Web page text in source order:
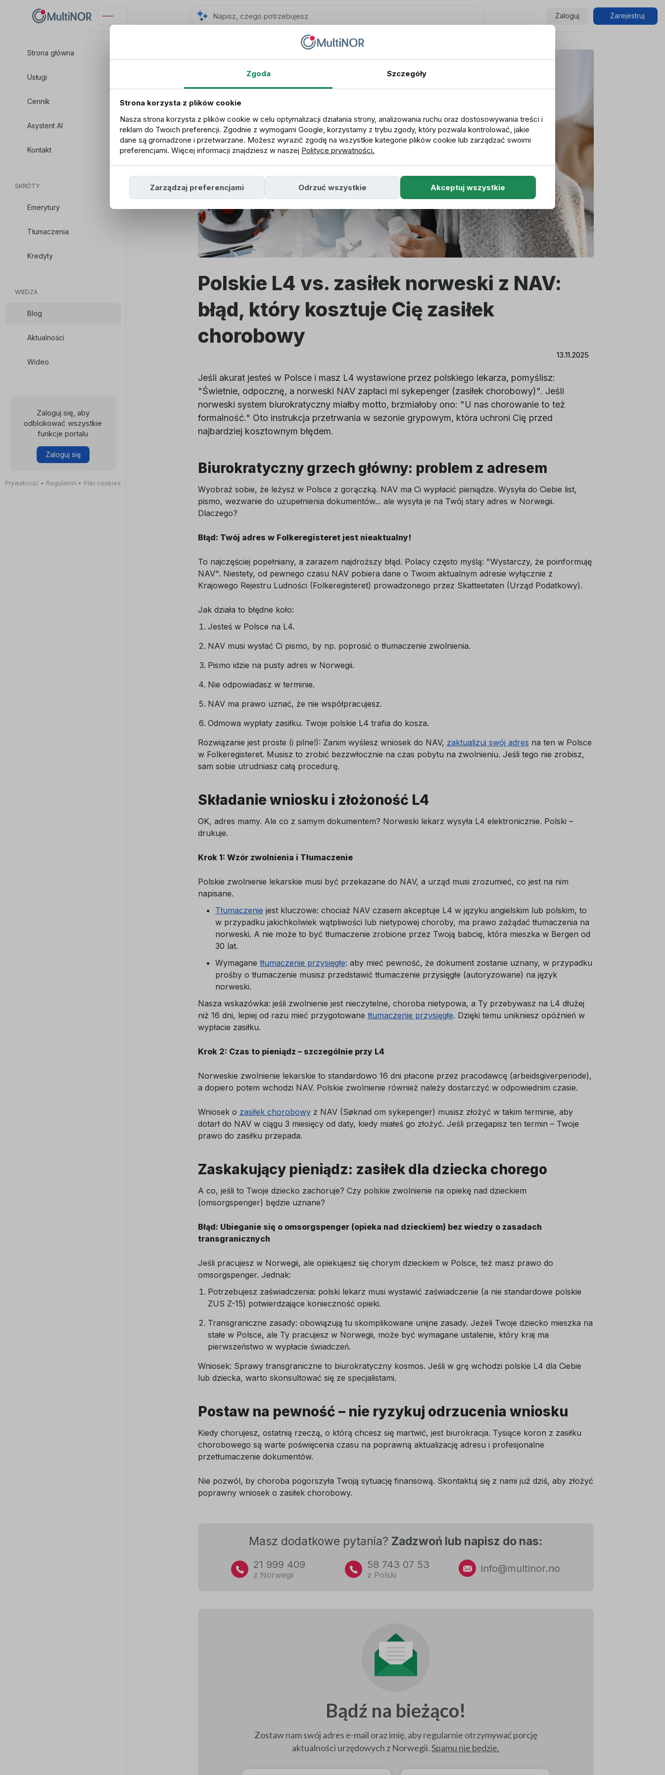
Zaloguj Zarejestruj
Strona główna
Usługi
Cennik
Asystent AI
Kontakt
SKRÓTY
Emerytury
Tłumaczenia
Kredyty
WIEDZA
Blog
Aktualności
Wideo
Zaloguj się, aby
odblokować wszystkie
funkcje portalu
Zaloguj się
Prywatność • Regulamin • Pliki cookies
Polskie L4 vs. zasiłek norweski z NAV:
błąd, który kosztuje Cię zasiłek
chorobowy
13.11.2025
Jeśli akurat jesteś w Polsce i masz L4 wystawione przez polskiego lekarza, pomyślisz:
"Świetnie, odpocznę, a norweski NAV zapłaci mi sykepenger (zasiłek chorobowy)". Jeśli
norweski system biurokratyczny miałby motto, brzmiałoby ono: "U nas chorowanie to też
formalność." Oto instrukcja przetrwania w sezonie grypowym, która uchroni Cię przed
najbardziej kosztownym błędem.
Biurokratyczny grzech główny: problem z adresem
Wyobraź sobie, że leżysz w Polsce z gorączką. NAV ma Ci wypłacić pieniądze. Wysyła do Ciebie list,
pismo, wezwanie do uzupełnienia dokumentów... ale wysyła je na Twój stary adres w Norwegii.
Dlaczego?
Błąd: Twój adres w Folkeregisteret jest nieaktualny!
To najczęściej popełniany, a zarazem najdroższy błąd. Polacy często myślą: "Wystarczy, że poinformuję
NAV". Niestety, od pewnego czasu NAV pobiera dane o Twoim aktualnym adresie wyłącznie z
Krajowego Rejestru Ludności (Folkeregisteret) prowadzonego przez Skatteetaten (Urząd Podatkowy).
Jak działa to błędne koło:
Jesteś w Polsce na L4.
NAV musi wysłać Ci pismo, by np. poprosić o tłumaczenie zwolnienia.
Pismo idzie na pusty adres w Norwegii.
Nie odpowiadasz w terminie.
NAV ma prawo uznać, że nie współpracujesz.
Odmowa wypłaty zasiłku. Twoje polskie L4 trafia do kosza.
Rozwiązanie jest proste (i pilne!): Zanim wyślesz wniosek do NAV, zaktualizuj swój adres na ten w Polsce
w Folkeregisteret. Musisz to zrobić bezzwłocznie na czas pobytu na zwolnieniu. Jeśli tego nie zrobisz,
sam sobie utrudniasz całą procedurę.
Składanie wniosku i złożoność L4
OK, adres mamy. Ale co z samym dokumentem? Norweski lekarz wysyła L4 elektronicznie. Polski –
drukuje.
Krok 1: Wzór zwolnienia i Tłumaczenie
Polskie zwolnienie lekarskie musi być przekazane do NAV, a urząd musi zrozumieć, co jest na nim
napisane.
Tłumaczenie jest kluczowe: chociaż NAV czasem akceptuje L4 w języku angielskim lub polskim, to
w przypadku jakichkolwiek wątpliwości lub nietypowej choroby, ma prawo zażądać tłumaczenia na
norweski. A nie może to być tłumaczenie zrobione przez Twoją babcię, która mieszka w Bergen od
30 lat.
Wymagane tłumaczenie przysięgłe: aby mieć pewność, że dokument zostanie uznany, w przypadku
prośby o tłumaczenie musisz przedstawić tłumaczenie przysięgłe (autoryzowane) na język
norweski.
Nasza wskazówka: jeśli zwolnienie jest nieczytelne, choroba nietypowa, a Ty przebywasz na L4 dłużej
niż 16 dni, lepiej od razu mieć przygotowane tłumaczenie przysięgłe. Dzięki temu unikniesz opóźnień w
wypłacie zasiłku.
Krok 2: Czas to pieniądz – szczególnie przy L4
Norweskie zwolnienie lekarskie to standardowo 16 dni płacone przez pracodawcę (arbeidsgiverperiode),
a dopiero potem wchodzi NAV. Polskie zwolnienie również należy dostarczyć w odpowiednim czasie.
Wniosek o zasiłek chorobowyz NAV (Søknad om sykepenger) musisz złożyć w takim terminie, aby
dotarł do NAV w ciągu 3 miesięcy od daty, kiedy miałeś go złożyć. Jeśli przegapisz ten termin – Twoje
prawo do zasiłku przepada.
Zaskakujący pieniądz: zasiłek dla dziecka chorego
A co, jeśli to Twoje dziecko zachoruje? Czy polskie zwolnienie na opiekę nad dzieckiem
(omsorgspenger) będzie uznane?
Błąd: Ubieganie się o omsorgspenger (opieka nad dzieckiem) bez wiedzy o zasadach
transgranicznych
Jeśli pracujesz w Norwegii, ale opiekujesz się chorym dzieckiem w Polsce, też masz prawo do
omsorgspenger. Jednak:
Potrzebujesz zaświadczenia: polski lekarz musi wystawić zaświadczenie (a nie standardowe polskie
ZUS Z-15) potwierdzające konieczność opieki.
Transgraniczne zasady: obowiązują tu skomplikowane unijne zasady. Jeżeli Twoje dziecko mieszka na
stałe w Polsce, ale Ty pracujesz w Norwegii, może być wymagane ustalenie, który kraj ma
pierwszeństwo w wypłacie świadczeń.
Wniosek: Sprawy transgraniczne to biurokratyczny kosmos. Jeśli w grę wchodzi polskie L4 dla Ciebie
lub dziecka, warto skonsultować się ze specjalistami.
Postaw na pewność – nie ryzykuj odrzucenia wniosku
Kiedy chorujesz, ostatnią rzeczą, o którą chcesz się martwić, jest biurokracja. Tysiące koron z zasiłku
chorobowego są warte poświęcenia czasu na poprawną aktualizację adresu i profesjonalne
przetłumaczenie dokumentów.
Nie pozwól, by choroba pogorszyła Twoją sytuację finansową. Skontaktuj się z nami już dziś, aby złożyć
poprawny wniosek o zasiłek chorobowy.
Masz dodatkowe pytania? Zadzwoń lub napisz do nas:
21 999 409
z Norwegii
58 743 07 53
z Polski
info@multinor.no
Bądź na bieżąco!
Zostaw nam swój adres e-mail oraz imię, aby regularnie otrzymywać porcję
aktualności urzędowych z Norwegii.Spamu nie będzie.
Zgoda Szczegóły
Strona korzysta z plików cookie
Nasza strona korzysta z plików cookie w celu optymalizacji działania strony, analizowania ruchu oraz dostosowywania treści i
reklam do Twoich preferencji. Zgodnie z wymogami Google, korzystamy z trybu zgody, który pozwala kontrolować, jakie
dane są gromadzone i przetwarzane. Możesz wyrazić zgodę na wszystkie kategorie plików cookie lub zarządzać swoimi
preferencjami. Więcej informacji znajdziesz w naszej Polityce prywatności.
Zarządzaj preferencjami Odrzuć wszystkie Akceptuj wszystkie